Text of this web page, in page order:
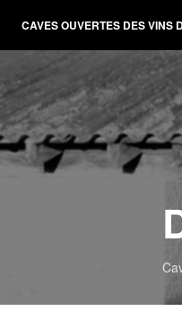
CAVES OUVERTES DES VINS